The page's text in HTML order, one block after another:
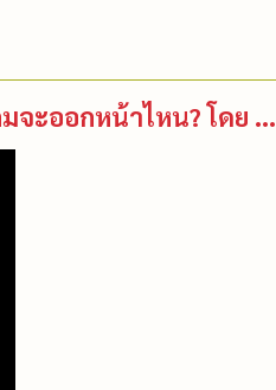
จะออกหน้าไหน? โดย ...